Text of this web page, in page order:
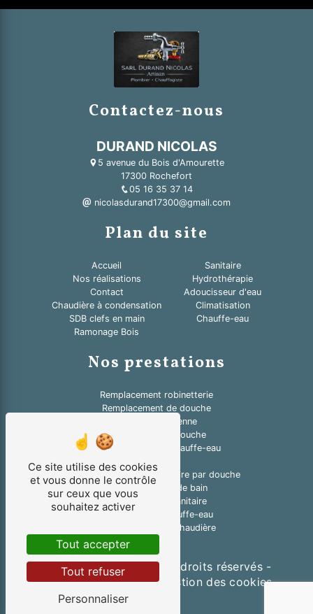
Contactez-nous
DURAND NICOLAS
5 avenue du Bois d'Amourette
17300 Rochefort
05 16 35 37 14
nicolasdurand17300@gmail.com
Plan du site
Accueil
Nos réalisations
Contact
Chaudière à condensation
SDB clefs en main
Ramonage Bois
Sanitaire
Hydrothérapie
Adoucisseur d'eau
Climatisation
Chauffe-eau
Nos prestations
Remplacement robinetterie
Remplacement de douche
Douche à l'italienne
Pose cabine de douche
Remplacement de chauffe-eau
Plombier
Remplacement de baignoire par douche
Rénovation salle de bain
Remplacement sanitaire
Réparation de chauffe-eau
Remplacement de chaudière
©Vistalid- 2026 - Tous droits réservés -
Mentions légales-Gestion des cookies
Ce site utilise des cookies
et vous donne le contrôle
sur ceux que vous
souhaitez activer
Tout accepter
Tout refuser
Personnaliser